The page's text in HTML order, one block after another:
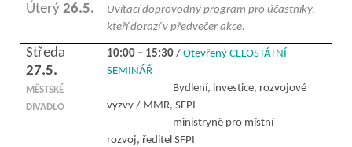
Úterý26.5.
Uvítací doprovodný program pro účastníky,
kteří dorazí v předvečer akce.
Středa
27.5.
MĚSTSKÉ
DIVADLO
10:00 – 15:30/ Otevřený CELOSTÁTNÍ
SEMINÁŘ
Bydlení, investice, rozvojové
výzvy / MMR, SFPI
ministryně pro místní
rozvoj, ředitel SFPI